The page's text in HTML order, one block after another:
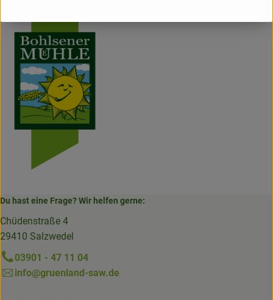
Du hast eine Frage? Wir helfen gerne:
Chüdenstraße 4
29410 Salzwedel
03901 - 47 11 04
info@gruenland-saw.de